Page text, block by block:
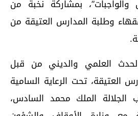
والواجبات”، بمشاركة نخبة من
وطلبة المدارس العتيقة من
العلمي والديني من قبل
تحت الرعاية السامية
الجلالة الملك محمد السادس،